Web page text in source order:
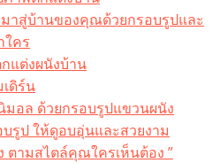
าสู่บ้านของคุณด้วยกรอบรูปและ
ใคร
แต่งผนังบ้าน
ดิร์น
มอล ด้วยกรอบรูปแขวนผนัง
รูป ให้ดูอบอุ่นและสวยงาม
ตามสไตล์คุณใครเห็นต้อง ”